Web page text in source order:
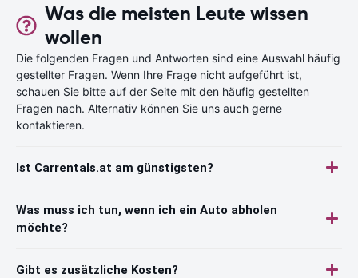
Was die meisten Leute wissen
wollen
Die folgenden Fragen und Antworten sind eine Auswahl häufig
gestellter Fragen. Wenn Ihre Frage nicht aufgeführt ist,
schauen Sie bitte auf der Seite mit den häufig gestellten
Fragen nach. Alternativ können Sie uns auch gerne
kontaktieren.
Ist Carrentals.at am günstigsten?
Was muss ich tun, wenn ich ein Auto abholen
möchte?
Gibt es zusätzliche Kosten?